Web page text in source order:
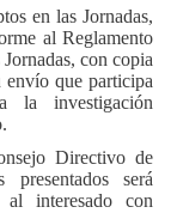
en las Jornadas,
al Reglamento
con copia
envío que participa
la investigación
Directivo de
será
interesado con